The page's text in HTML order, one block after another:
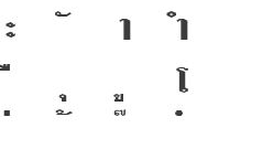
ะ า
ำ
โ